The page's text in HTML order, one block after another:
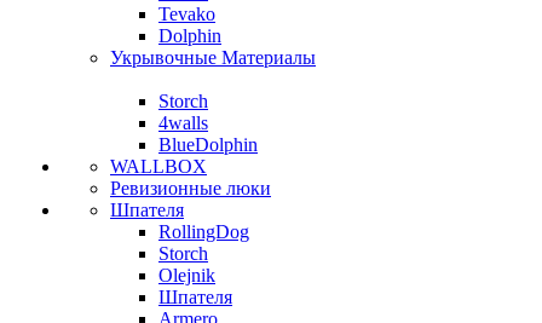
Tevako
Dolphin
Укрывочные Материалы
Storch
4walls
BlueDolphin
WALLBOX
Ревизионные люки
Шпателя
RollingDog
Storch
Olejnik
Шпателя
Armero